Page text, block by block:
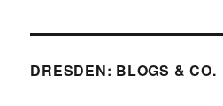
DRESDEN: BLOGS & CO.